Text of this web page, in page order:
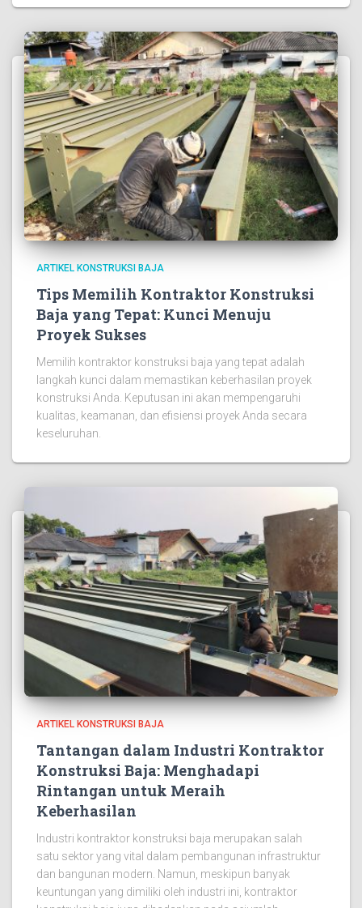
ARTIKEL KONSTRUKSI BAJA
Tips Memilih Kontraktor Konstruksi
Baja yang Tepat: Kunci Menuju
Proyek Sukses
Memilih kontraktor konstruksi baja yang tepat adalah
langkah kunci dalam memastikan keberhasilan proyek
konstruksi Anda. Keputusan ini akan mempengaruhi
kualitas, keamanan, dan efisiensi proyek Anda secara
keseluruhan.
ARTIKEL KONSTRUKSI BAJA
Tantangan dalam Industri Kontraktor
Konstruksi Baja: Menghadapi
Rintangan untuk Meraih
Keberhasilan
Industri kontraktor konstruksi baja merupakan salah
satu sektor yang vital dalam pembangunan infrastruktur
dan bangunan modern. Namun, meskipun banyak
keuntungan yang dimiliki oleh industri ini, kontraktor